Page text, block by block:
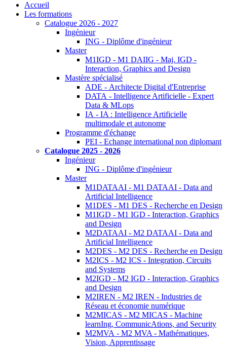
Accueil
Les formations
Catalogue 2026 - 2027
Ingénieur
ING - Diplôme d'ingénieur
Master
M1IGD - M1 DAIIG - Maj. IGD -
Interaction, Graphics and Design
Mastère spécialisé
ADE - Architecte Digital d'Entreprise
DATA - Intelligence Artificielle - Expert
Data & MLops
IA - IA : Intelligence Artificielle
multimodale et autonome
Programme d'échange
PEI - Echange international non diplomant
Catalogue 2025 - 2026
Ingénieur
ING - Diplôme d'ingénieur
Master
M1DATAAI - M1 DATAAI - Data and
Artificial Intelligence
M1DES - M1 DES - Recherche en Design
M1IGD - M1 IGD - Interaction, Graphics
and Design
M2DATAAI - M2 DATAAI - Data and
Artificial Intelligence
M2DES - M2 DES - Recherche en Design
M2ICS - M2 ICS - Integration, Circuits
and Systems
M2IGD - M2 IGD - Interaction, Graphics
and Design
M2IREN - M2 IREN - Industries de
Réseau et économie numérique
M2MICAS - M2 MICAS - Machine
learnIng, CommunicAtions, and Security
M2MVA - M2 MVA - Mathématiques,
Vision, Apprentissage